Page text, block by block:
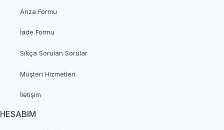
Arıza Formu
İade Formu
Sıkça Sorulan Sorular
Müşteri Hizmetleri
İletişim
HESABIM